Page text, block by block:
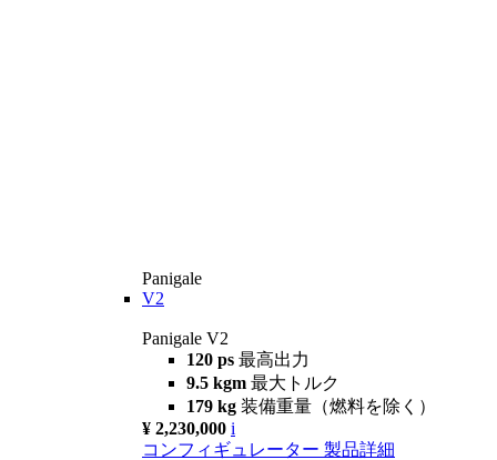
Panigale
V2
Panigale V2
120 ps 最高出力
9.5 kgm 最大トルク
179 kg 装備重量（燃料を除く）
¥ 2,230,000 i
コンフィギュレーター 製品詳細